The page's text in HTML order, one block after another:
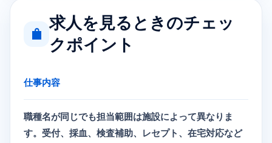
求人を見るときのチェッ
クポイント
仕事内容
職種名が同じでも担当範囲は施設によって異なりま
す。受付、採血、検査補助、レセプト、在宅対応など